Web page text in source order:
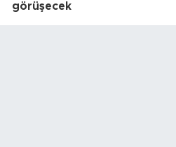
görüşecek